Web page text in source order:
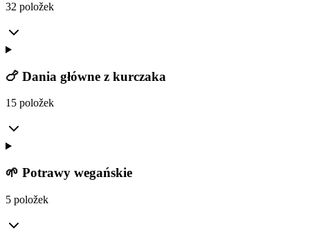
32 položek
🍗 Dania główne z kurczaka
15 položek
🌱 Potrawy wegańskie
5 položek